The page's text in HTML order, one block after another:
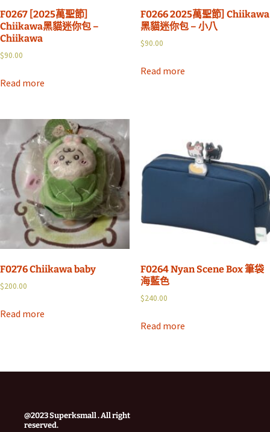
F0267 [2025萬聖節]
Chiikawa黑貓迷你包 –
Chiikawa
$90.00
Read more
F0266 2025萬聖節] Chiikawa
黑貓迷你包 – 小八
$90.00
Read more
F0276 Chiikawa baby
$200.00
Read more
F0264 Nyan Scene Box 筆袋
海藍色
$240.00
Read more
@2023 Superksmall . All right
reserved.